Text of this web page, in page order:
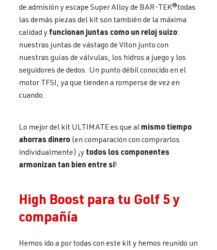
de admisión y escape Super Alloy de BAR-TEK®todas
las demás piezas del kit son también de la máxima
calidad y funcionan juntas como un reloj suizo:
nuestras juntas de vástago de Viton junto con
nuestras guías de válvulas, los hidros a juego y los
seguidores de dedos. Un punto débil conocido en el
motor TFSI, ya que tienden a romperse de vez en
cuando.
Lo mejor del kit ULTIMATE es que al mismo tiempo
ahorras dinero (en comparación con comprarlos
individualmente) ¡y todos los componentes
armonizan tan bien entre sí!
High Boost para tu Golf 5 y
compañía
Hemos ido a por todas con este kit y hemos reunido un